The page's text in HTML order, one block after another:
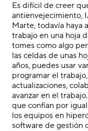
Es difícil de creer
antienvejecimiento,
Marte, todavía haya
trabajo en una hoja
tomes como algo
las celdas de unas
años, puedes usar
programar el
actualizaciones,
avanzar en el
que confían por
los equipos en
software de gestión